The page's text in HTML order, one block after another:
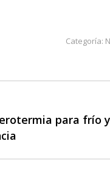
Categoría:
para frío y